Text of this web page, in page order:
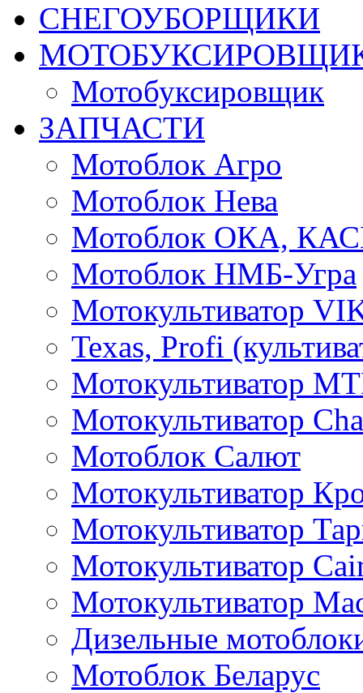
СНЕГОУБОРЩИКИ
Мотобуксировщик
ЗАПЧАСТИ
Мотоблок Агро
Мотоблок Нева
Мотоблок ОКА,
Мотоблок НМБ-Угра
Мотокультиватор
Texas, Profi
Мотокультиватор
Мотокультиватор
Мотоблок Салют
Мотокультиватор
Мотокультиватор
Мотокультиватор
Мотокультиватор
Дизельные
Мотоблок Беларус